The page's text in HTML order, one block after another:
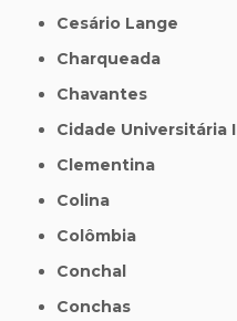
Cesário Lange
Charqueada
Chavantes
Cidade Universitária I
Clementina
Colina
Colômbia
Conchal
Conchas